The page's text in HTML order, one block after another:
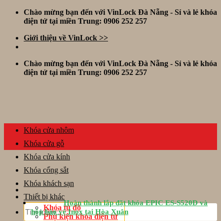
Skip
Chào mừng bạn đến với VinLock Đà Nẵng - Sỉ và lẻ khóa
điện tử tại miền Trung: 0906 252 257
Giới thiệu về VinLock >>
Chào mừng bạn đến với VinLock Đà Nẵng - Sỉ và lẻ khóa
điện tử tại miền Trung: 0906 252 257
Tìm
kiếm:
Khóa cửa nhôm
Khóa cửa gỗ
Khóa cửa kính
Khóa cổng sắt
Khóa khách sạn
Thiết bị khác
Khóa tủ đồ
Phụ kiện khóa điện tử
Hoàn thành lắp đặt khóa EPIC ES-S520D và
hộp bảo vệ Inox tại Hòa Xuân